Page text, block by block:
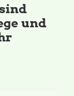
und